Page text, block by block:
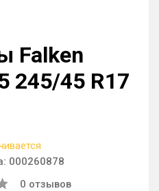
Falken
245/45 R17
000260878
0 отзывов